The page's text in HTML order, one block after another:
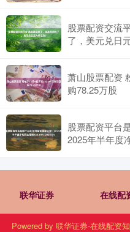
股票配资交流
了，美元兑日
萧山股票配资
购78.25万股
股票配资平台
2025年半年度
联华证券 在线配
Powered by 联华证券-在线配资